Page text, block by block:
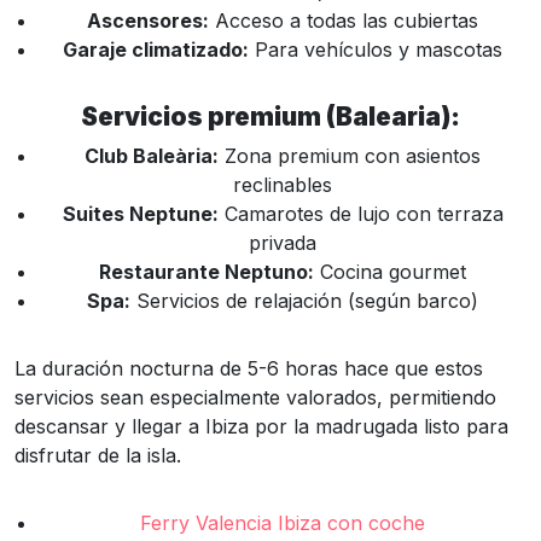
Ascensores: Acceso a todas las cubiertas
Garaje climatizado: Para vehículos y mascotas
Servicios premium (Balearia):
Club Baleària: Zona premium con asientos
reclinables
Suites Neptune: Camarotes de lujo con terraza
privada
Restaurante Neptuno: Cocina gourmet
Spa: Servicios de relajación (según barco)
La duración nocturna de 5-6 horas hace que estos
servicios sean especialmente valorados, permitiendo
descansar y llegar a Ibiza por la madrugada listo para
disfrutar de la isla.
Ferry Valencia Ibiza con coche